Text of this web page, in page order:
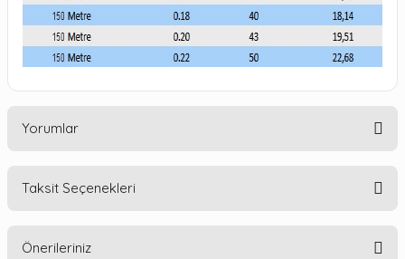
Yorumlar
Taksit Seçenekleri
Önerileriniz